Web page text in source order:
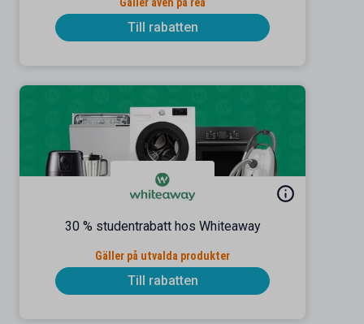
Till rabatten
30 % studentrabatt hos Whiteaway
Gäller på utvalda produkter
Till rabatten